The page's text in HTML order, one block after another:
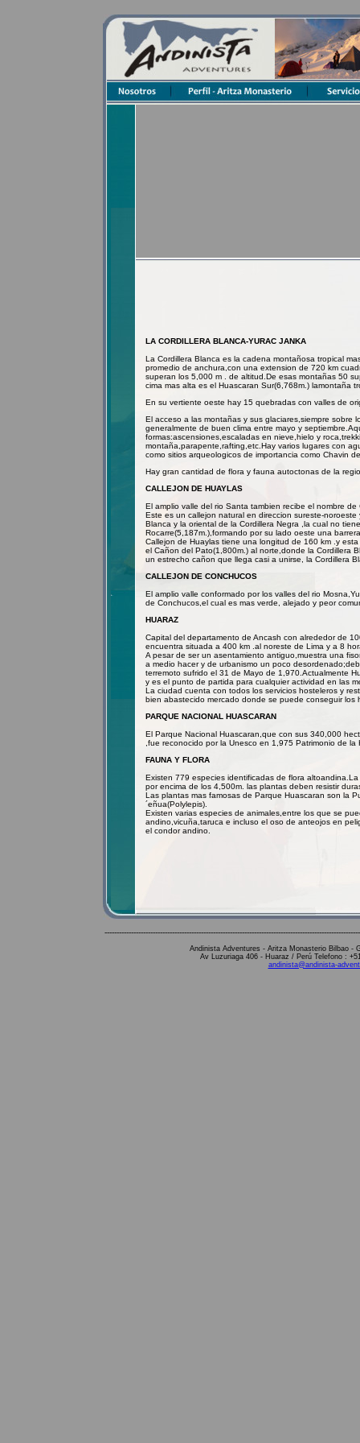
LA CORDILLERA BLANCA-YURAC JANKA
La Cordillera Blanca es la cadena montañosa tropical
promedio de anchura,con una extension de 720 km
superan los 5,000 m . de altitud.De esas montañas 50
cima mas alta es el Huascaran Sur(6,768m.) lamontaña
En su vertiente oeste hay 15 quebradas con valles de
El acceso a las montañas y sus glaciares,siempre sobre
generalmente de buen clima entre mayo y
formas:ascensiones,escaladas en nieve,hielo y
montaña,parapente,rafting,etc.Hay varios lugares con
como sitios arqueologicos de importancia como Chavin
Hay gran cantidad de flora y fauna autoctonas de la
CALLEJON DE HUAYLAS
El amplio valle del rio Santa tambien recibe el nombre de
Este es un callejon natural en direccion sureste-
Blanca y la oriental de la Cordillera Negra ,la cual no
Rocarre(5,187m.),formando por su lado oeste una
Callejon de Huaylas tiene una longitud de 160 km .y
el Cañon del Pato(1,800m.) al norte,donde la Cordillera
un estrecho cañon que llega casi a unirse, la Cordillera
CALLEJON DE CONCHUCOS
El amplio valle conformado por los valles del rio
de Conchucos,el cual es mas verde, alejado y peor
HUARAZ
Capital del departamento de Ancash con alrededor de
encuentra situada a 400 km .al noreste de Lima y a 8
A pesar de ser un asentamiento antiguo,muestra una
a medio hacer y de urbanismo un poco
terremoto sufrido el 31 de Mayo de 1,970.Actualmente
y es el punto de partida para cualquier actividad en las
La ciudad cuenta con todos los servicios hosteleros y
bien abastecido mercado donde se puede conseguir los
PARQUE NACIONAL HUASCARAN
El Parque Nacional Huascaran,que con sus 340,000
,fue reconocido por la Unesco en 1,975 Patrimonio de
FAUNA Y FLORA
Existen 779 especies identificadas de flora
por encima de los 4,500m. las plantas deben resistir
Las plantas mas famosas de Parque Huascaran son la
´eñua(Polylepis).
Existen varias especies de animales,entre los que se
andino,vicuña,taruca e incluso el oso de anteojos en
el condor andino.
Andinista Adventures - Aritza Monasterio Bilbao -
Av Luzuriaga 406 - Huaraz / Perú Telefono :
andinista@andinista-